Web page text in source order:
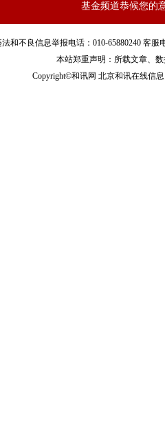
基金频道恭候您的
法和不良信息举报电话：010-65880240 客服
本站郑重声明：所载文章、
Copyright©和讯网 北京和讯在线信